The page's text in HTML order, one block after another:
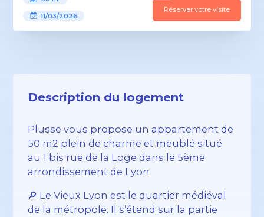
11/03/2026
Réserver votre visite
Description du logement
Plusse vous propose un appartement de
50 m2 plein de charme et meublé situé
au 1 bis rue de la Loge dans le 5ème
arrondissement de Lyon
🔎 Le Vieux Lyon est le quartier médiéval
de la métropole. Il s’étend sur la partie